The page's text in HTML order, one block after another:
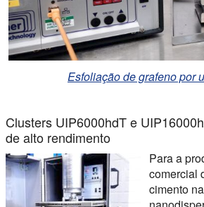
Esfoliação de grafeno por
Clusters UIP6000hdT e
de alto rendimento
Para a
comercial
cimento